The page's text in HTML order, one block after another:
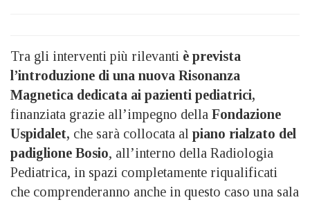
Tra gli interventi più rilevanti è prevista
l’introduzione di una nuova Risonanza
Magnetica dedicata ai pazienti pediatrici,
finanziata grazie all’impegno della Fondazione
Uspidalet, che sarà collocata al piano rialzato del
padiglione Bosio, all’interno della Radiologia
Pediatrica, in spazi completamente riqualificati
che comprenderanno anche in questo caso una sala